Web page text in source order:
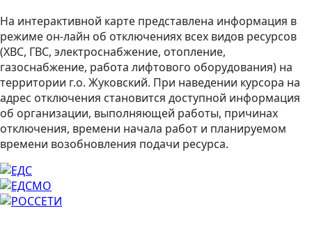
На интерактивной карте представлена информация в
режиме он-лайн об отключениях всех видов ресурсов
(ХВС, ГВС, электроснабжение, отопление,
газоснабжение, работа лифтового оборудования) на
территории г.о. Жуковский. При наведении курсора на
адрес отключения становится доступной информация
об организации, выполняющей работы, причинах
отключения, времени начала работ и планируемом
времени возобновления подачи ресурса.